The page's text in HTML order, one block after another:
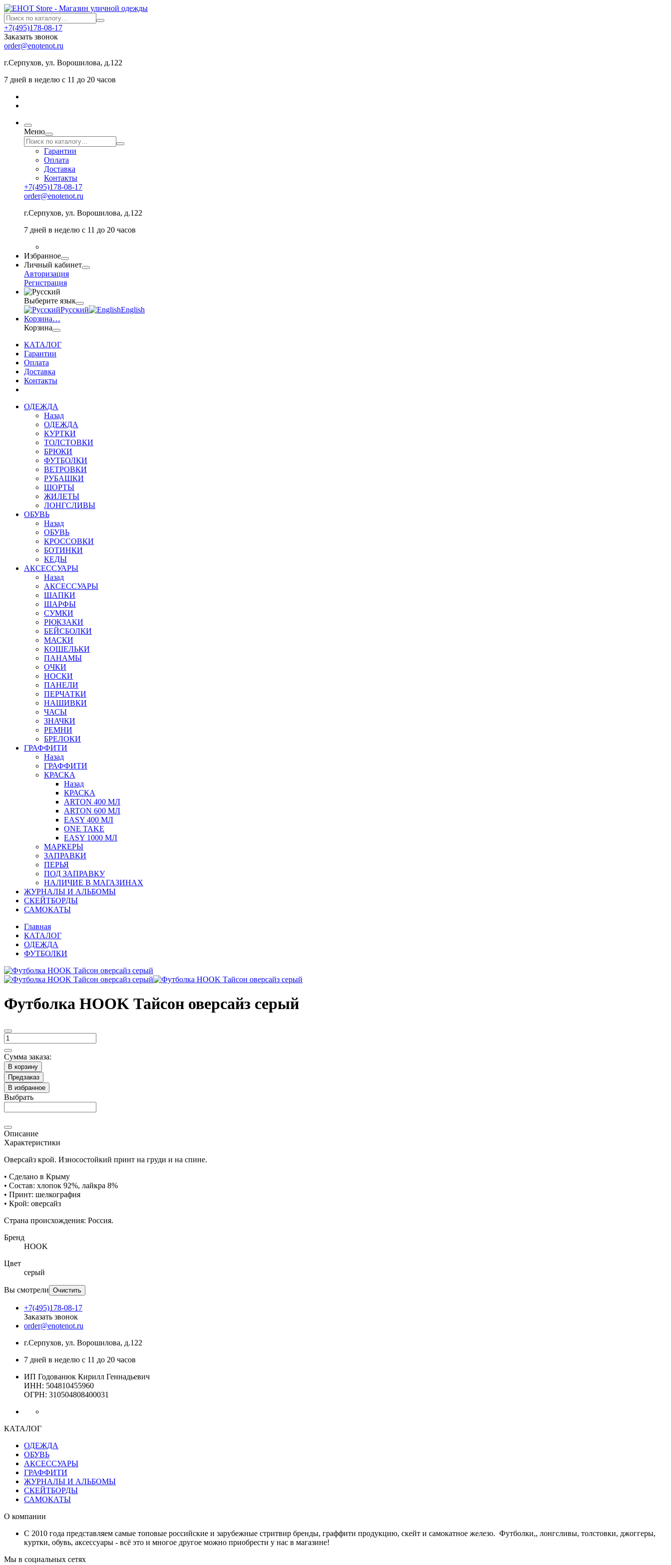
+7(495)178-08-17
Заказать звонок
order@enotenot.ru
г.Серпухов, ул. Ворошилова, д.122
7 дней в неделю с 11 до 20 часов
Меню
Гарантии
Оплата
Доставка
Контакты
+7(495)178-08-17
order@enotenot.ru
г.Серпухов, ул. Ворошилова, д.122
7 дней в неделю с 11 до 20 часов
Избранное
Личный кабинет
Авторизация
Регистрация
Выберите язык
Русский
English
Корзина…
Корзина
КАТАЛОГ
Гарантии
Оплата
Доставка
Контакты
ОДЕЖДА
Назад
ОДЕЖДА
КУРТКИ
ТОЛСТОВКИ
БРЮКИ
ФУТБОЛКИ
ВЕТРОВКИ
РУБАШКИ
ШОРТЫ
ЖИЛЕТЫ
ЛОНГСЛИВЫ
ОБУВЬ
Назад
ОБУВЬ
КРОССОВКИ
БОТИНКИ
КЕДЫ
АКСЕССУАРЫ
Назад
АКСЕССУАРЫ
ШАПКИ
ШАРФЫ
СУМКИ
РЮКЗАКИ
БЕЙСБОЛКИ
МАСКИ
КОШЕЛЬКИ
ПАНАМЫ
ОЧКИ
НОСКИ
ПАНЕЛИ
ПЕРЧАТКИ
НАШИВКИ
ЧАСЫ
ЗНАЧКИ
РЕМНИ
БРЕЛОКИ
ГРАФФИТИ
Назад
ГРАФФИТИ
КРАСКА
Назад
КРАСКА
ARTON 400 МЛ
ARTON 600 МЛ
EASY 400 МЛ
ONE TAKE
EASY 1000 МЛ
МАРКЕРЫ
ЗАПРАВКИ
ПЕРЬЯ
ПОД ЗАПРАВКУ
НАЛИЧИЕ В МАГАЗИНАХ
ЖУРНАЛЫ И АЛЬБОМЫ
СКЕЙТБОРДЫ
САМОКАТЫ
Главная
КАТАЛОГ
ОДЕЖДА
ФУТБОЛКИ
Футболка HOOK Тайсон оверсайз серый
Сумма заказа:
В корзину
Предзаказ
В избранное
Выбрать
Описание
Характеристики
Оверсайз крой. Износостойкий принт на груди и на спине.
• Сделано в Крыму
• Состав: хлопок 92%, лайкра 8%
• Принт: шелкография
• Крой: оверсайз
Страна происхождения: Россия.
Бренд
HOOK
Цвет
серый
Вы смотрели Очистить
+7(495)178-08-17
Заказать звонок
order@enotenot.ru
г.Серпухов, ул. Ворошилова, д.122
7 дней в неделю с 11 до 20 часов
ИП Годованюк Кирилл Геннадьевич
ИНН: 504810455960
ОГРН: 310504808400031
КАТАЛОГ
ОДЕЖДА
ОБУВЬ
АКСЕССУАРЫ
ГРАФФИТИ
ЖУРНАЛЫ И АЛЬБОМЫ
СКЕЙТБОРДЫ
САМОКАТЫ
О компании
С 2010 года представляем самые топовые российские и зарубежные стритвир бренды, граффити продукцию, скейт и самокатное железо. Футболки,, лонгсливы, толстовки, джоггеры,
куртки, обувь, аксессуары - всё это и многое другое можно приобрести у нас в магазине!
Мы в социальных сетях